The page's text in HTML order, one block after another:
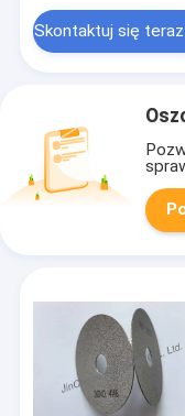
Skontaktuj się teraz